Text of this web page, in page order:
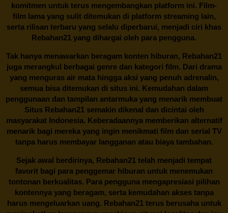
komitmen untuk terus mengembangkan platform ini. Film-
film lama yang sulit ditemukan di platform streaming lain,
serta rilisan terbaru yang selalu diperbarui, menjadi ciri khas
Rebahan21 yang dihargai oleh para pengguna.
Tak hanya menawarkan beragam konten hiburan, Rebahan21
juga merangkul berbagai genre dan kategori film. Dari drama
yang menguras air mata hingga aksi yang penuh adrenalin,
semua bisa ditemukan di situs ini. Kemudahan dalam
penggunaan dan tampilan antarmuka yang menarik membuat
Situs Rebahan21semakin dikenal dan dicintai oleh
masyarakat Indonesia. Keberadaannya memberikan alternatif
menarik bagi mereka yang ingin menikmati film dan serial TV
tanpa harus membayar langganan atau biaya tambahan.
Sejak awal berdirinya, Rebahan21 telah menjadi tempat
favorit bagi para penggemar hiburan untuk menemukan
tontonan berkualitas. Para pengguna mengapresiasi pilihan
kontennya yang beragam, serta kemudahan akses tanpa
harus mengeluarkan uang. Rebahan21terus berusaha untuk